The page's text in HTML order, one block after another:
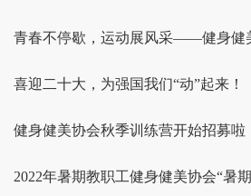
青春不停歇，运动展风采——健身健
喜迎二十大，为强国我们“动”起来！
健身健美协会秋季训练营开始招募啦
2022年暑期教职工健身健美协会“暑